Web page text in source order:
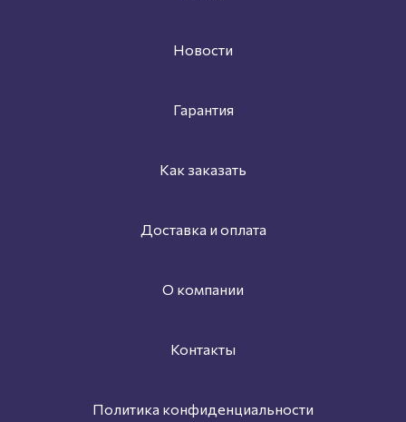
Новости
Гарантия
Как заказать
Доставка и оплата
О компании
Контакты
Политика конфиденциальности